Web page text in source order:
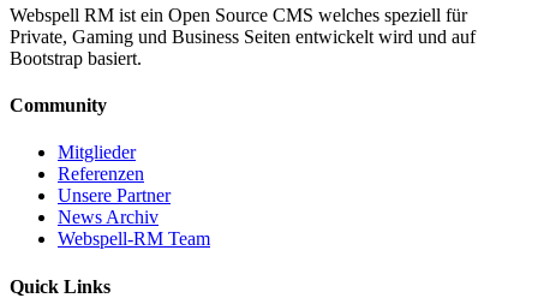
Webspell RM ist ein Open Source CMS welches speziell für
Private, Gaming und Business Seiten entwickelt wird und auf
Bootstrap basiert.
Community
Mitglieder
Referenzen
Unsere Partner
News Archiv
Webspell-RM Team
Quick Links